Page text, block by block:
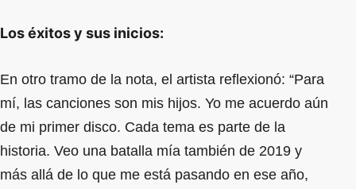
Los éxitos y sus inicios:
En otro tramo de la nota, el artista reflexionó: “Para
mí, las canciones son mis hijos. Yo me acuerdo aún
de mi primer disco. Cada tema es parte de la
historia. Veo una batalla mía también de 2019 y
más allá de lo que me está pasando en ese año,